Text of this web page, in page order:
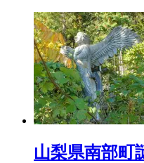
山梨県南部町